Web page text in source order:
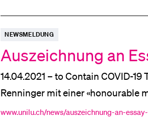
NEWSMELDUNG
Auszeichnung an
14.04.2021 – to Contain
Renninger mit einer «honourable
www.unilu.ch/news/auszeichnung-an-
Stellensuchende